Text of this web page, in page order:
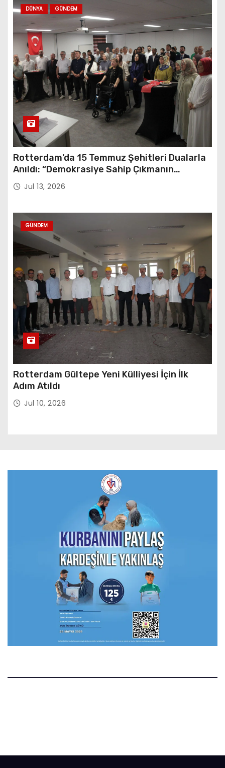
DÜNYA GÜNDEM
Rotterdam’da 15 Temmuz Şehitleri Dualarla
Anıldı: “Demokrasiye Sahip Çıkmanın
Sembolü”
Jul 13, 2026
GÜNDEM
Rotterdam Gültepe Yeni Külliyesi İçin İlk
Adım Atıldı
Jul 10, 2026